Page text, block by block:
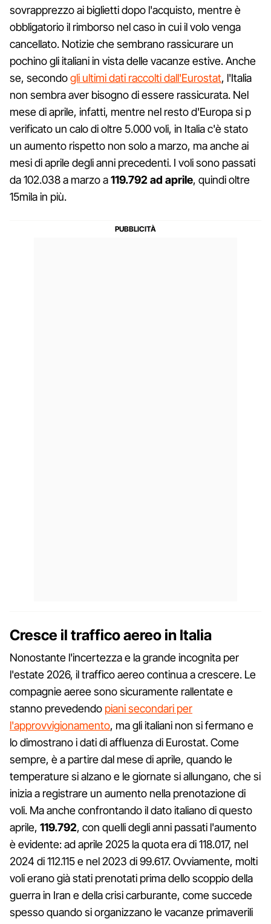
sovrapprezzo ai biglietti dopo l'acquisto, mentre è
obbligatorio il rimborso nel caso in cui il volo venga
cancellato. Notizie che sembrano rassicurare un
pochino gli italiani in vista delle vacanze estive. Anche
se, secondogli ultimi dati raccolti dall'Eurostat, l'Italia
non sembra aver bisogno di essere rassicurata. Nel
mese di aprile, infatti, mentre nel resto d'Europa si p
verificato un calo di oltre 5.000 voli, in Italia c'è stato
un aumento rispetto non solo a marzo, ma anche ai
mesi di aprile degli anni precedenti. I voli sono passati
da 102.038 a marzo a119.792 ad aprile, quindi oltre
15mila in più.
Cresce il traffico aereo in Italia
Nonostante l'incertezza e la grande incognita per
l'estate 2026, il traffico aereo continua a crescere. Le
compagnie aeree sono sicuramente rallentate e
stanno prevedendo piani secondari per
l'approvvigionamento, ma gli italiani non si fermano e
lo dimostrano i dati di affluenza di Eurostat. Come
sempre, è a partire dal mese di aprile, quando le
temperature si alzano e le giornate si allungano, che si
inizia a registrare un aumento nella prenotazione di
voli. Ma anche confrontando il dato italiano di questo
aprile, 119.792, con quelli degli anni passati l'aumento
è evidente: ad aprile 2025 la quota era di 118.017, nel
2024 di 112.115 e nel 2023 di 99.617. Ovviamente, molti
voli erano già stati prenotati prima dello scoppio della
guerra in Iran e della crisi carburante, come succede
spesso quando si organizzano le vacanze primaverili